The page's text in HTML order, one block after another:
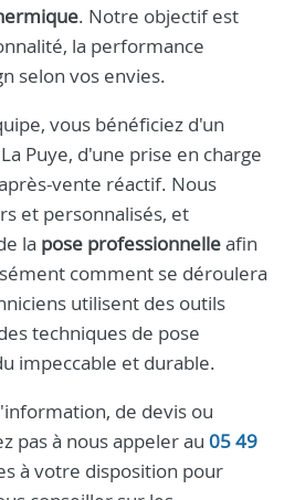
. Notre objectif est
la performance
selon vos envies.
vous bénéficiez d'un
Puye, d'une prise en charge
vente réactif. Nous
et personnalisés, et
la pose professionnelleafin
comment se déroulera
utilisent des outils
techniques de pose
impeccable et durable.
de devis ou
pas à nous appeler au 05 49
à votre disposition pour